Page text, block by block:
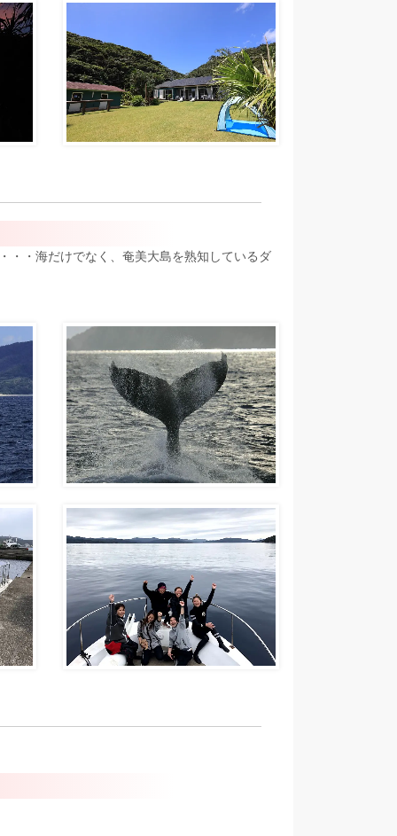
・・海だけでなく、奄美大島を熟知しているダ